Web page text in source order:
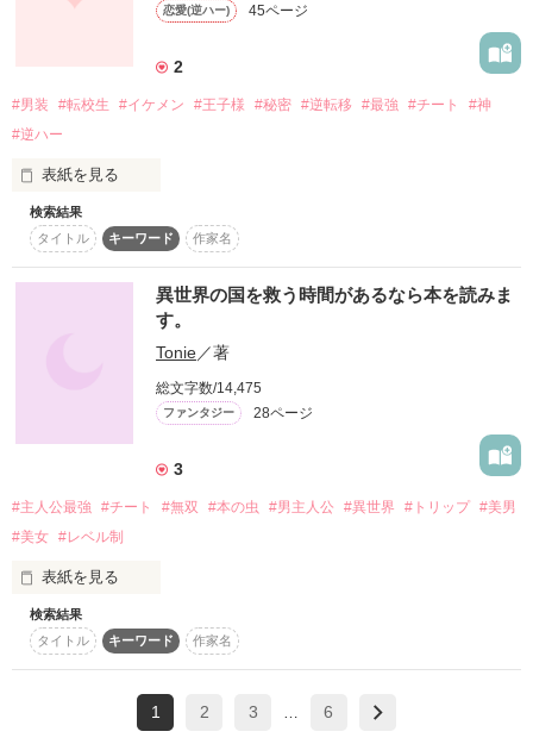
「お願いです、私を罵ってください！ 優しくされると死んでし
「馬鹿を言うな。君が幸せになるまで、俺が愛し尽くしてや
善意に飢えてパニックになる少女と、そんな彼女を全力で甘や
やがて彼女の作る宝石が国を救い、虐げた家族を見返す大逆転
劇へ――。
作品を読む
恋愛(逆ハー) 45ページ
2
#男装 #転校生 #イケメン #王子様 #秘密 #逆転移 #最強 #チート
#神
#逆ハー
表紙を見る
閉鎖的で常識が少しだけ狂った男子校に、ある一人の転校生
「えーっと、とりあえず宜しくお願いしまーす」
王子様のような外見をしながらも、意外と気さくな彼に次々
転校生にはある秘密があった。
検索結果
タイトル
キーワード 作家名
異世界の国を救う時間があるなら本を読みま
す。
Tonie／著
総文字数/14,475
ファンタジー 28ページ
3
#主人公最強 #チート #無双 #本の虫 #男主人公 #異世界 #トリップ #美男
#美女 #レベル制
表紙を見る
「生きがいは本を読むこと」と心の中で豪語する
高校三年生の由良 星々(ゆら ほしぼし)は、
諸事情によりクラスメイトたちから敬遠されていた。
ある日、五時限目を受けていた星々は
クラスメイトや教師とともに『異世界召喚』されてしまう。
検索結果
タイトル
キーワード 作家名
1 2 3 6